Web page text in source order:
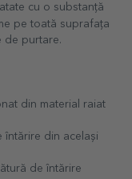
cu o substanță
pe toată suprafața
de purtare.
din material raiat
întărire din același
de întărire